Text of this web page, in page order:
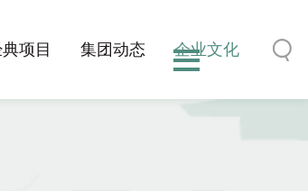
项目 集团动态 企业文化